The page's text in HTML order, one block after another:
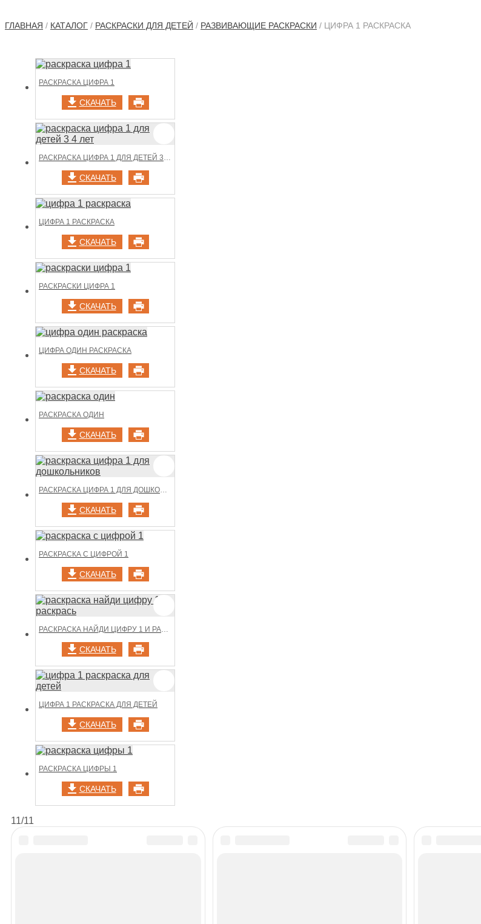
ГЛАВНАЯ / КАТАЛОГ / РАСКРАСКИ ДЛЯ ДЕТЕЙ / РАЗВИВАЮЩИЕ РАСКРАСКИ / ЦИФРА 1 РАСКРАСКА
РАСКРАСКА ЦИФРА 1
СКАЧАТЬ
РАСКРАСКА ЦИФРА 1 ДЛЯ ДЕТЕЙ 3 4 ЛЕТ
СКАЧАТЬ
ЦИФРА 1 РАСКРАСКА
СКАЧАТЬ
РАСКРАСКИ ЦИФРА 1
СКАЧАТЬ
ЦИФРА ОДИН РАСКРАСКА
СКАЧАТЬ
РАСКРАСКА ОДИН
СКАЧАТЬ
РАСКРАСКА ЦИФРА 1 ДЛЯ ДОШКОЛЬНИКОВ
СКАЧАТЬ
РАСКРАСКА С ЦИФРОЙ 1
СКАЧАТЬ
РАСКРАСКА НАЙДИ ЦИФРУ 1 И РАСКРАСЬ
СКАЧАТЬ
ЦИФРА 1 РАСКРАСКА ДЛЯ ДЕТЕЙ
СКАЧАТЬ
РАСКРАСКА ЦИФРЫ 1
СКАЧАТЬ
11/11